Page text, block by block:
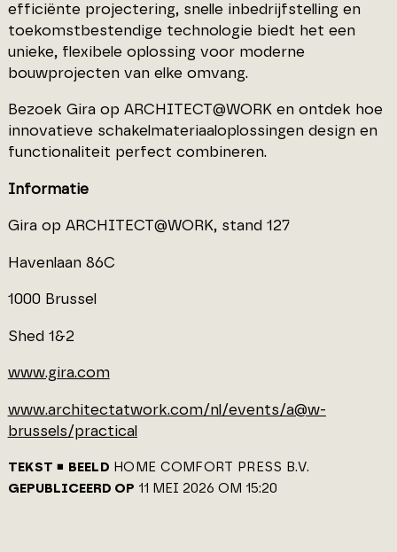
efficiënte projectering, snelle inbedrijfstelling en
toekomstbestendige technologie biedt het een
unieke, flexibele oplossing voor moderne
bouwprojecten van elke omvang.
Bezoek Gira op ARCHITECT@WORK en ontdek hoe
innovatieve schakelmateriaaloplossingen design en
functionaliteit perfect combineren.
Informatie
Gira op ARCHITECT@WORK, stand 127
Havenlaan 86C
1000 Brussel
Shed 1&2
www.gira.com
www.architectatwork.com/nl/events/a@w-
brussels/practical
TEKST BEELD HOME COMFORT PRESS B.V.
GEPUBLICEERD OP 11 MEI 2026 OM 15:20